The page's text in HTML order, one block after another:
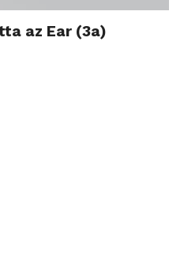
az Ear (3a)